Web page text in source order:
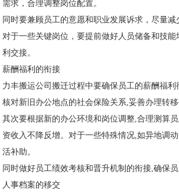
需求，合理调整岗位配置。
同时要兼顾员工的意愿和职业发展诉求，尽量减
对于一些关键岗位，要提前做好人员储备和技
利交接。
薪酬福利的衔接
力丰搬运公司搬迁过程中要确保员工的薪酬福
核对新旧办公地点的社会保险关系,妥善办理转移
其次要根据新的办公环境和岗位调整,合理测算
资收入不降反增。对于一些特殊情况,如异地调
活补助。
同时做好员工绩效考核和晋升机制的衔接,确保员
人事档案的移交